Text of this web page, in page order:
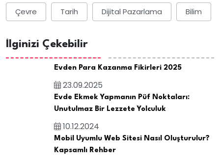
Çevre Tarih Dijital Pazarlama Bilim
İlginizi Çekebilir
Evden Para Kazanma Fikirleri 2025
23.09.2025
Evde Ekmek Yapmanın Püf Noktaları:
Unutulmaz Bir Lezzete Yolculuk
10.12.2024
Mobil Uyumlu Web Sitesi Nasıl Oluşturulur?
Kapsamlı Rehber